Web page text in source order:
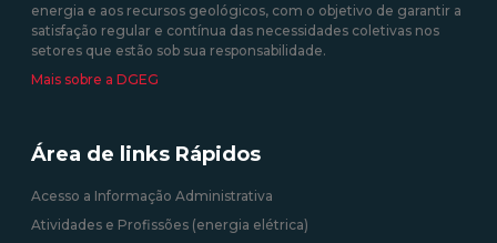
energia e aos recursos geológicos, com o objetivo de garantir a
satisfação regular e contínua das necessidades coletivas nos
setores que estão sob sua responsabilidade.
Mais sobre a DGEG
Área de links Rápidos
Acesso a Informação Administrativa
Atividades e Profissões (energia elétrica)